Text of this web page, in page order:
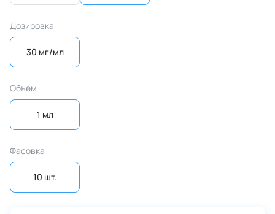
Дозировка
30 мг/мл
Объем
1 мл
Фасовка
10 шт.